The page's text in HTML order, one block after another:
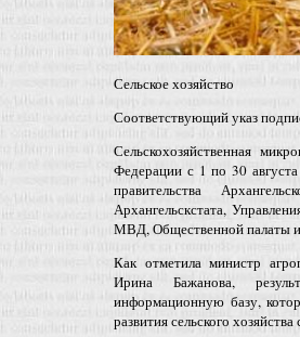
Сельское хозяйство
Соответствующий указ
Сельскохозяйственная
Федерации с 1 по 30
правительства
Архангельскстата,
МВД, Общественной палаты и
Как отметила министр
Ирина Бажанова,
информационную базу,
развития сельского